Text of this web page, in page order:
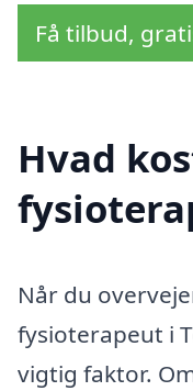
Få tilbud,
Hvad
Når du
fysioterapeut i
vigtig faktor.